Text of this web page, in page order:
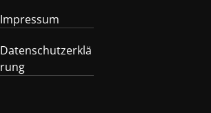
Impressum
Datenschutzerklä
rung